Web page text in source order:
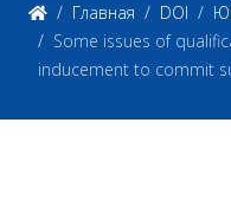
Главная
DOI
Some issues of
inducement to commit